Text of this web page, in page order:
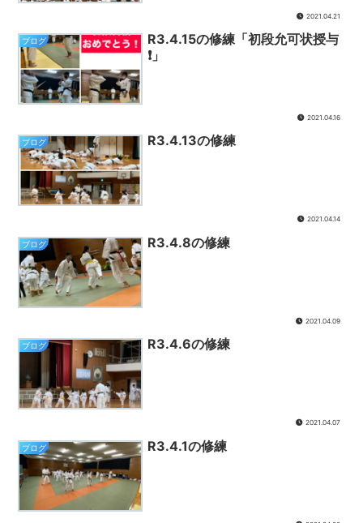
2021.04.21
ブログ
R3.4.15の修練「初段允可状授与
❗️」
2021.04.16
ブログ R3.4.13の修練
2021.04.14
ブログ R3.4.8の修練
2021.04.09
ブログ R3.4.6の修練
2021.04.07
ブログ R3.4.1の修練